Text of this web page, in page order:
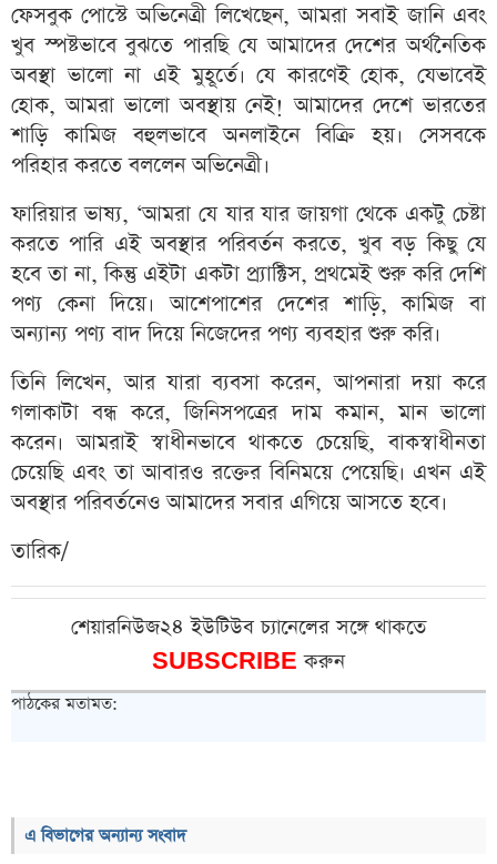
ফেসবুক পোস্টে অভিনেত্রী লিখেছেন, আমরা সবাই জানি এবং
খুব স্পষ্টভাবে বুঝতে পারছি যে আমাদের দেশের অর্থনৈতিক
অবস্থা ভালো না এই মুহূর্তে। যে কারণেই হোক, যেভাবেই
হোক, আমরা ভালো অবস্থায় নেই! আমাদের দেশে ভারতের
শাড়ি কামিজ বহুলভাবে অনলাইনে বিক্রি হয়। সেসবকে
পরিহার করতে বললেন অভিনেত্রী।
ফারিয়ার ভাষ্য, ‘আমরা যে যার যার জায়গা থেকে একটু চেষ্টা
করতে পারি এই অবস্থার পরিবর্তন করতে, খুব বড় কিছু যে
হবে তা না, কিন্তু এইটা একটা প্র্যাক্টিস, প্রথমেই শুরু করি দেশি
পণ্য কেনা দিয়ে। আশেপাশের দেশের শাড়ি, কামিজ বা
অন্যান্য পণ্য বাদ দিয়ে নিজেদের পণ্য ব্যবহার শুরু করি।
তিনি লিখেন, আর যারা ব্যবসা করেন, আপনারা দয়া করে
গলাকাটা বন্ধ করে, জিনিসপত্রের দাম কমান, মান ভালো
করেন। আমরাই স্বাধীনভাবে থাকতে চেয়েছি, বাকস্বাধীনতা
চেয়েছি এবং তা আবারও রক্তের বিনিময়ে পেয়েছি। এখন এই
অবস্থার পরিবর্তনেও আমাদের সবার এগিয়ে আসতে হবে।
তারিক/
শেয়ারনিউজ২৪ ইউটিউব চ্যানেলের সঙ্গে থাকতে
SUBSCRIBEকরুন
পাঠকের মতামত:
এ বিভাগের অন্যান্য সংবাদ